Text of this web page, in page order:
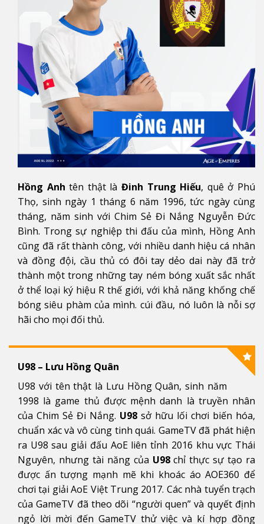
Hồng Anhtên thật làĐinh Trung Hiếu, quê ở Phú
Thọ, sinh ngày 1 tháng 6 năm 1996, tức ngày cùng
tháng, năm sinh với Chim Sẻ Đi Nắng Nguyễn Đức
Bình. Trong sự nghiệp thi đấu của mình, Hồng Anh
cũng đã rất thành công, với nhiều danh hiệu cá nhân
và đồng đội, cầu thủ có đôi tay dẻo dai này đã trở
thành một trong những tay ném bóng xuất sắc nhất
ở thể loại ký hiệu R thế giới, với khả năng khống chế
bóng siêu phàm của mình. cúi đầu, nó luôn là nỗi sợ
hãi cho mọi đối thủ.
U98 – Lưu Hồng Quân
U98 với tên thật là Lưu Hồng Quân, sinh năm
1998 là game thủ được mệnh danh là truyền nhân
của Chim Sẻ Đi Nắng. U98 sở hữu lối chơi biến hóa,
chuẩn xác và vô cùng tinh quái. GameTV đã phát hiện
ra U98 sau giải đấu AoE liên tỉnh 2016 khu vực Thái
Nguyên, nhưng tài năng của U98chỉ thực sự tạo ra
được ấn tượng mạnh mẽ khi khoác áo AOE360 để
chơi tại giải AoE Việt Trung 2017. Các nhà tuyển trạch
của GameTV đã theo dõi “người quen” và quyết định
ngỏ lời mời đến GameTV thử việc và kí hợp đồng